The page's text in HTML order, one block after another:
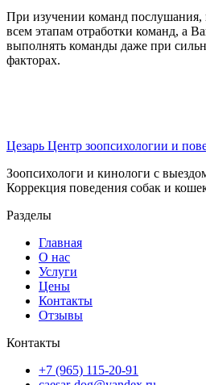
При изучении команд
всем этапам отработки команд, а
выполнять команды даже при
факторах.
Цезарь Центр зоопсихологии и
Зоопсихологи и кинологи с
Коррекция поведения собак и
Разделы
Главная
О нас
Услуги
Цены
Контакты
Отзывы
Контакты
+7 (965) 115-20-91